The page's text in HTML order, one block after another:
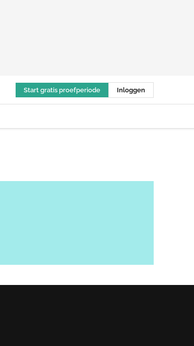
Start gratis proefperiode Inloggen